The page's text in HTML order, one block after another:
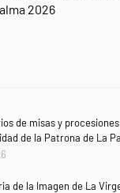
2026
de misas y
de la Patrona de La
de la Imagen de La